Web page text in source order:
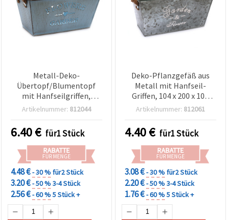
Metall-Deko-
Übertopf/Blumentopf
mit Hanfseilgriffen,
Design „Flowers and
mm, Blau
Artikelnummer: 812044
6.40€ für1 Stück
RABATTE
FÜR MENGE
4.48 €- 30 %für2 Stück
3.20 €- 50 %3-4 Stück
2.56 €- 60 %5 Stück +
Deko-Pflanzgefäß aus
Metall mit Hanfseil-
Griffen, 104 x 200 x 100
mm, für Garten &
Artikelnummer: 812061
4.40€ für1 Stück
RABATTE
FÜR MENGE
3.08 €- 30 %für2 Stück
2.20 €- 50 %3-4 Stück
1.76 €- 60 %5 Stück +